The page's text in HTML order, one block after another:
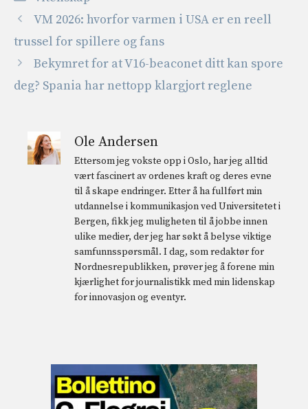
VM 2026: hvorfor varmen i USA er en reell
trussel for spillere og fans
Bekymret for at V16-beaconet ditt kan spore
deg? Spania har nettopp klargjort reglene
Ole Andersen
Ettersom jeg vokste opp i Oslo, har jeg alltid
vært fascinert av ordenes kraft og deres evne
til å skape endringer. Etter å ha fullført min
utdannelse i kommunikasjon ved Universitetet i
Bergen, fikk jeg muligheten til å jobbe innen
ulike medier, der jeg har søkt å belyse viktige
samfunnsspørsmål. I dag, som redaktør for
Nordnesrepublikken, prøver jeg å forene min
kjærlighet for journalistikk med min lidenskap
for innovasjon og eventyr.